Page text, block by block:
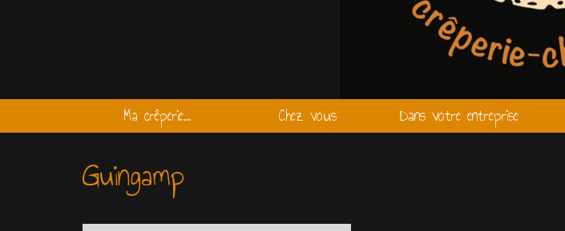
Ma crêperie… Chez vous Dans votre entreprise
Guingamp